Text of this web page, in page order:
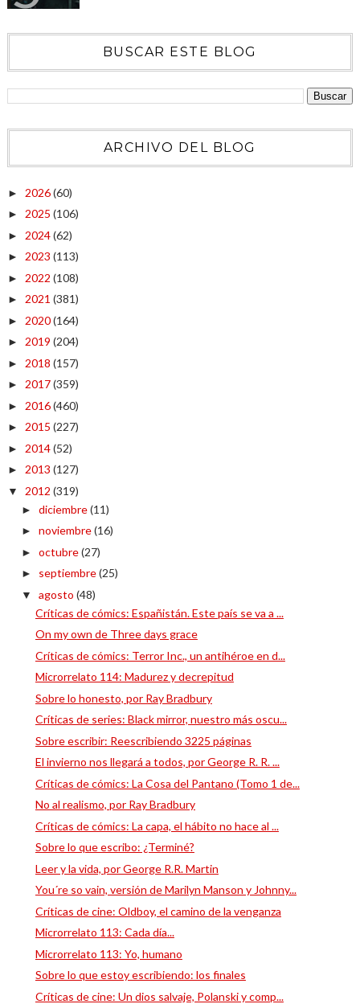
BUSCAR ESTE BLOG
ARCHIVO DEL BLOG
► 2026(60)
► 2025 (106)
► 2024(62)
► 2023 (113)
► 2022 (108)
► 2021 (381)
► 2020(164)
► 2019 (204)
► 2018 (157)
► 2017(359)
► 2016(460)
► 2015 (227)
► 2014(52)
► 2013 (127)
▼ 2012 (319)
► diciembre(11)
► noviembre(16)
► octubre(27)
► septiembre(25)
▼ agosto (48)
Críticas de cómics: Españistán. Este país se va a ...
On my own de Three days grace
Críticas de cómics: Terror Inc., un antihéroe en d...
Microrrelato 114: Madurez y decrepitud
Sobre lo honesto, por Ray Bradbury
Críticas de series: Black mirror, nuestro más oscu...
Sobre escribir: Reescribiendo 3225 páginas
El invierno nos llegará a todos, por George R. R. ...
Críticas de cómics: La Cosa del Pantano (Tomo 1 de...
No al realismo, por Ray Bradbury
Críticas de cómics: La capa, el hábito no hace al ...
Sobre lo que escribo: ¿Terminé?
Leer y la vida, por George R.R. Martin
You´re so vain, versión de Marilyn Manson y Johnny...
Críticas de cine: Oldboy, el camino de la venganza
Microrrelato 113: Cada día...
Microrrelato 113: Yo, humano
Sobre lo que estoy escribiendo: los finales
Críticas de cine: Un dios salvaje, Polanski y comp...